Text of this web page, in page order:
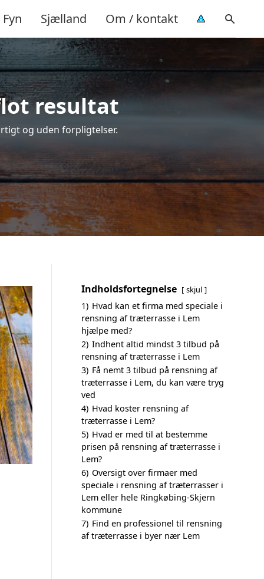
Fyn Sjælland Om / kontakt
resultat
og uden forpligtelser.
Indholdsfortegnelse skjul
1) Hvad kan et firma med speciale i
rensning af træterrasse i Lem
hjælpe med?
2) Indhent altid mindst 3 tilbud på
rensning af træterrasse i Lem
3) Få nemt 3 tilbud på rensning af
træterrasse i Lem, du kan være tryg
ved
4) Hvad koster rensning af
træterrasse i Lem?
5) Hvad er med til at bestemme
prisen på rensning af træterrasse i
Lem?
6) Oversigt over firmaer med
speciale i rensning af træterrasser i
Lem eller hele Ringkøbing-Skjern
kommune
7) Find en professionel til rensning
af træterrasse i byer nær Lem